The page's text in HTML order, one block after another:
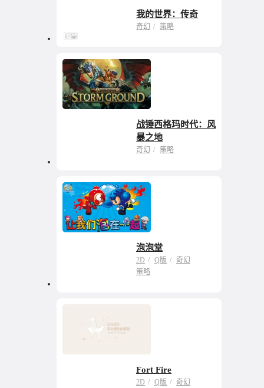
造的乐趣
我的世界：传奇
奇幻 策略
战锤西格玛时代：风
暴之地
奇幻 策略
泡泡堂
2D Q版
奇幻
策略
Fort Fire
2D Q版 奇幻